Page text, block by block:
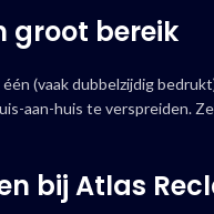
groot bereik
(vaak dubbelzijdig
aan-huis te verspreiden.
bij Atlas